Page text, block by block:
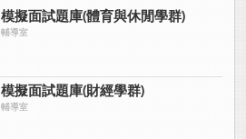
模擬面試題庫(體育與休閒學群)
輔導室
模擬面試題庫(財經學群)
輔導室